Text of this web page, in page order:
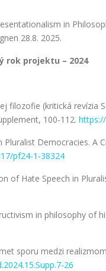
in
28.8. 2025.
rok projektu – 2024
filozofie (kritická revízia
100-112.
Democracies. A
pf24-1-38324
of Hate Speech in
in philosophy of
sporu medzi
26